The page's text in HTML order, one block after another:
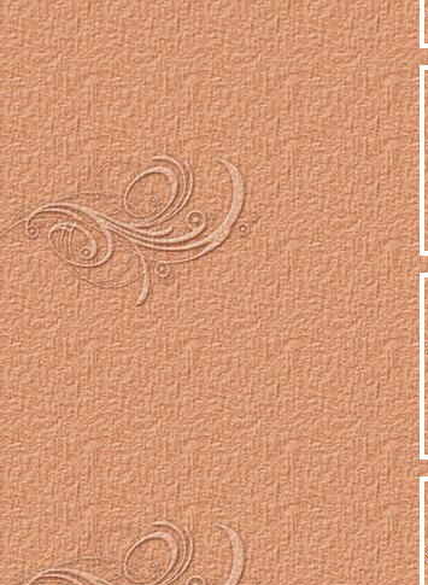
她的需要 Tā de xūyào ความต้องการของเธอ
不会原谅自己 Bù huì yuánliàng zìjǐ ไม่ให้อภั
ตัวเอง
不怕吃亏 Bùpà chīkuī ไม่กลัวเสียหา
只喜欢你 Zhǐ xǐhuān nǐ รักคุณคนเดียวเท่านั้น
不会忘 Bù huì wàng มิอาจลืมเลือน
买车 Mǎi chē ซื้อรถเครื่อง
第二幸福的人 Dì èr xìngfú de rén โชคดีเป็นที่
สองของโลก
牙刷 Yáshuā แปรงสีฟัน
失去自由 Shīqù zìyóu สูญสิ้นอิสรภาพ
爱的考验 Ài de kǎoyàn ทดสอบรักแท้
想脱就脱 Xiǎng tuō jiù tuō อยากจะถอดก็ถอด
小手指 Xiǎoshǒuzhǐ นิ้วก้อ
什么也看不见 Shénme yě kàn bùjiàn มอง
อะไรไม่เห็นเล
钓饵久放没味 Diào'ěr jiǔ fàng méi wèi เหยื่อ
ตกปลาค้างปีไม่มีรสชาติ
很特别 Hěn tèbié คนสุดพิเศษ
纯洁的爱情 Chúnjié de àiqíng ความรักอัน
บริสุทธิ์
自然美 Zìránměi งามตามธรรมชาติ